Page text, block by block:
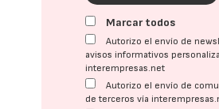
Marcar todos
Autorizo el envío de
avisos informativos
interempresas.net
Autorizo el envío de
de terceros vía